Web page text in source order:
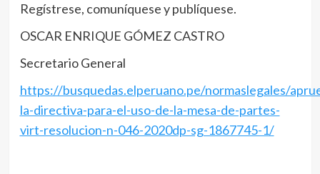
Regístrese, comuníquese y publíquese.
OSCAR ENRIQUE GÓMEZ CASTRO
Secretario General
https://busquedas.elperuano.pe/normaslegales/
la-directiva-para-el-uso-de-la-mesa-de-partes-
virt-resolucion-n-046-2020dp-sg-1867745-1/